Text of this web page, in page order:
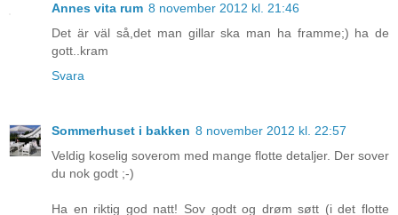
Annes vita rum 8 november 2012 kl. 21:46
Det är väl så,det man gillar ska man ha framme;) ha de
gott..kram
Svara
Sommerhuset i bakken 8 november 2012 kl. 22:57
Veldig koselig soverom med mange flotte detaljer. Der sover
du nok godt ;-)
Ha en riktig god natt! Sov godt og drøm søtt (i det flotte